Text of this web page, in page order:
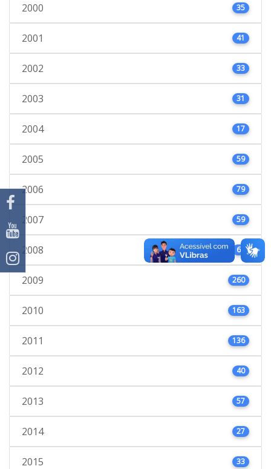
2000 35
2001 41
2002 33
2003 31
2004 17
2005 59
2006 79
2007 59
2008 66
2009 260
2010 163
2011 136
2012 40
2013 57
2014 27
2015 33